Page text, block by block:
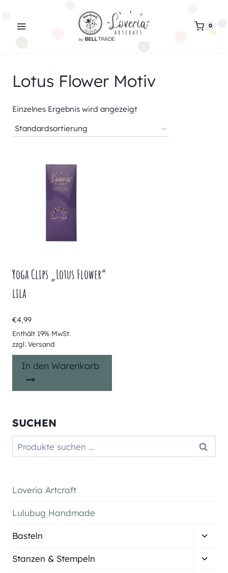
0
Lotus Flower Motiv
Einzelnes Ergebnis wird angezeigt
Yoga Clips „Lotus Flower“
lila
€4,99
Enthält 19% MwSt.
zzgl. Versand
In den Warenkorb
SUCHEN
Suchen
nach:
Suchen
Loveria Artcraft
Lulubug Handmade
Basteln
Stanzen & Stempeln